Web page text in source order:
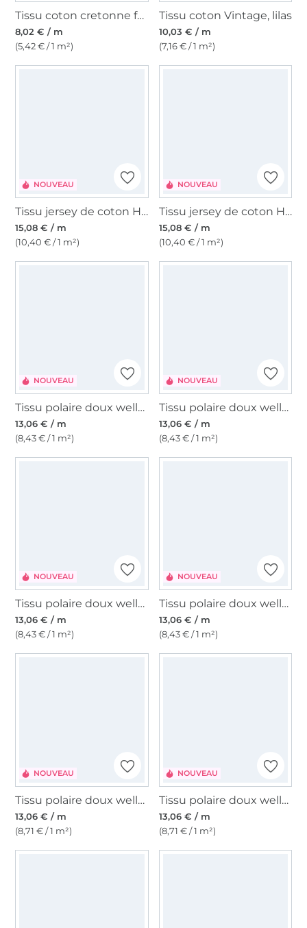
Tissu coton cretonne fanion, chamois
8,02 € / m
(5,42 € / 1 m²)
Tissu coton Vintage, lilas
10,03 € / m
(7,16 € / 1 m²)
NOUVEAU
Tissu jersey de coton Happy Flowers, vert
15,08 € / m
(10,40 € / 1 m²)
NOUVEAU
Tissu jersey de coton Happy Flowers, rose fuchsia
15,08 € / m
(10,40 € / 1 m²)
NOUVEAU
Tissu polaire doux wellness Happy Feet, noir
13,06 € / m
(8,43 € / 1 m²)
NOUVEAU
Tissu polaire doux wellness Happy Leo, rose
13,06 € / m
(8,43 € / 1 m²)
NOUVEAU
Tissu polaire doux wellness Happy Pink Hearts
13,06 € / m
(8,43 € / 1 m²)
NOUVEAU
Tissu polaire doux wellness Happy Tie Dye, bleu/rose fuchsia
13,06 € / m
(8,43 € / 1 m²)
NOUVEAU
Tissu polaire doux wellness Color Life, lilas
13,06 € / m
(8,71 € / 1 m²)
NOUVEAU
Tissu polaire doux wellness Color Life, pêche
13,06 € / m
(8,71 € / 1 m²)